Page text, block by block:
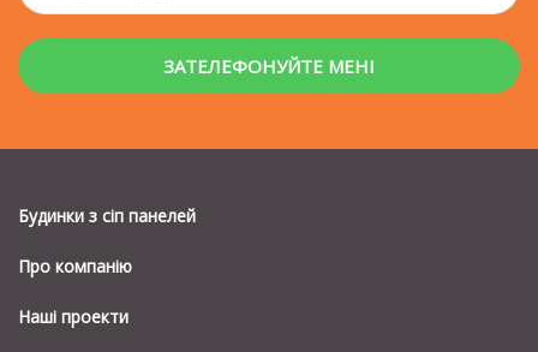
Будинки з сiп панелей
Про компанію
Наші проекти